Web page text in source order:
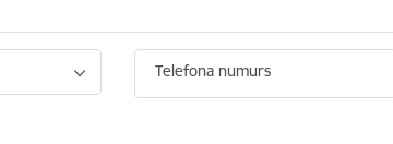
Telefona numurs